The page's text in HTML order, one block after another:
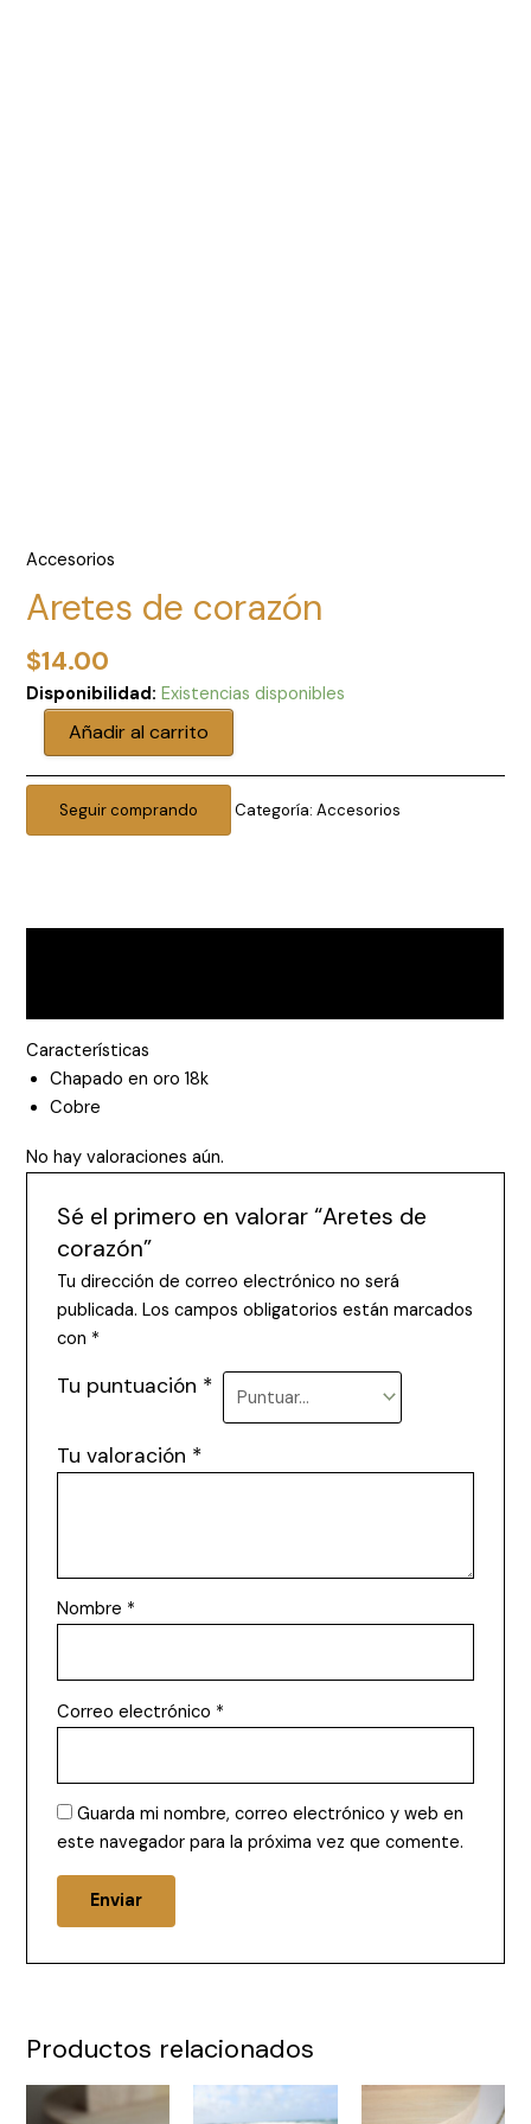
Accesorios
Aretes de corazón
$14.00
Disponibilidad: Existencias disponibles
Aretes
de
corazón
cantidad
Añadir al carrito
Seguir comprando Categoría:Accesorios
Características
Chapado en oro 18k
Cobre
No hay valoraciones aún.
Sé el primero en valorar “Aretes de
corazón”
Tu dirección de correo electrónico no será
publicada. Los campos obligatorios están marcados
con *
Tu puntuación *
Tu valoración *
Nombre *
Correo electrónico *
Guarda mi nombre, correo electrónico y web en
este navegador para la próxima vez que comente.
Productos relacionados